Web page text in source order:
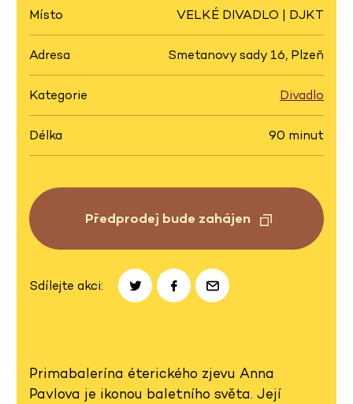
Místo VELKÉ DIVADLO | DJKT
Adresa Smetanovy sady 16, Plzeň
Kategorie Divadlo
Délka 90 minut
Předprodej bude zahájen
Sdílejte akci:
Primabalerína éterického zjevu Anna
Pavlova je ikonou baletního světa. Její